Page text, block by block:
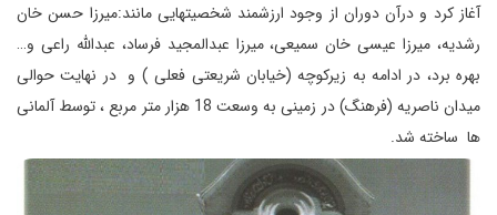
آغاز کرد و درآن دوران از وجود ارزشمند شخصیتهایی مانند:میرزا حسن خان
رشدیه، میرزا عیسی خان سمیعی، میرزا عبدالمجید فرساد، عبدالله راعی و…
بهره برد، در ادامه به زیرکوچه (خیابان شریعتی فعلی ) و در نهایت حوالی
میدان ناصریه (فرهنگ) در زمینی به وسعت 18 هزار متر مربع ، توسط آلمانی
ها ساخته شد.